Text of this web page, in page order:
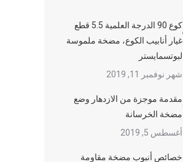
كوع 90 الدرجة العلمية 5.5 قطع
غيار أنابيب الكوع، مضخة ملموسة
لبوتسمايستر
شهر نوفمبر 11, 2019
مقدمة موجزة من الازدهار وضع
مضخة الخرسانة
أغسطس 5, 2019
خصائص أنبوب مضخة مقاومة